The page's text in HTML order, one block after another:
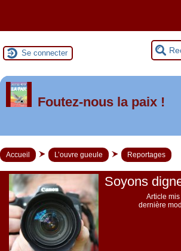
Se connecter
1ermai 2026 à Saint-
Foutez-nous la paix !
Accueil L’ouvre gueule Reportages
Soyons
Article
dernière